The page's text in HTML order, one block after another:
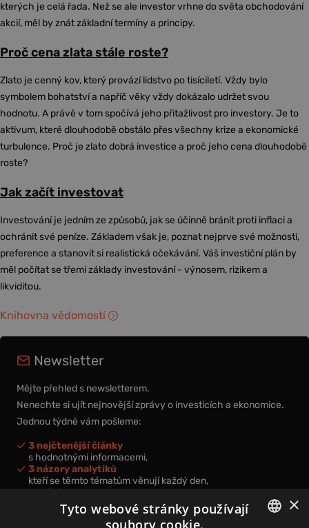
kterých je celá řada. Než se ale investor vrhne do světa obchodování
akcií, měl by znát základní termíny a principy.
Proč cena zlata stále roste?
Zlato je cenný kov, který provází lidstvo po tisíciletí. Vždy bylo
symbolem bohatství a napříč věky vždy dokázalo udržet svou
hodnotu. A právě v tom spočívá jeho přitažlivost pro investory. Je to
aktivum, které dlouhodobě obstálo přes všechny krize a ekonomické
turbulence. Proč je zlato dobrá investice a proč jeho cena dlouhodobě
roste?
Jak začít investovat
Investování je jedním ze způsobů, jak se účinně bránit proti inflaci a
ochránit své peníze. Základem však je, poznat nejprve své možnosti,
preference a stanovit si realistická očekávání. Váš investiční plán by
měl počítat se třemi základy investování - výnosem, rizikem a
likviditou.
Knihovna vědomostí
Newsletter
Mějte přehled s newsletterem.
Nenechte si ujít nejnovější zprávy o investicích a ekonomice.
Jednou týdně vám pošleme:
3 nejčtenější články
s hodnotnými informacemi,
3 názory analytiků
kteří se těmto tématům věnují každý den,
nová videa a podcasty
k prohloubení vašich znalostí.
×
Tyto webové stránky používají
soubory cookie.